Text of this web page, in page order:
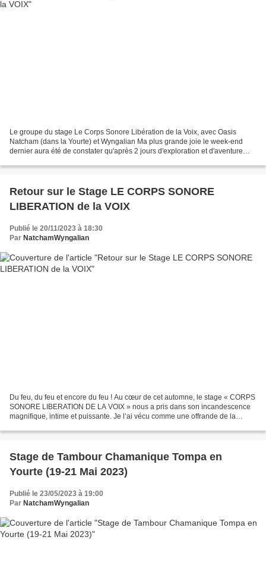
Le groupe du stage Le Corps Sonore Libération de la Voix, avec Oasis
Natcham (dans la Yourte) et Wyngalian Ma plus grande joie le week-end
dernier aura été de constater qu'après 2 jours d'exploration et d'aventure
Retour sur le Stage LE CORPS SONORE
LIBERATION de la VOIX
Publié le 20/11/2023 à 18:30
Par NatchamWyngalian
Du feu, du feu et encore du feu ! Au cœur de cet automne, le stage « CORPS
SONORE LIBERATION DE LA VOIX » nous a pris dans son incandescence
magnifique, intime et puissante. Je l’ai vécu comme une offrande de la
Stage de Tambour Chamanique Tompa en
Yourte (19-21 Mai 2023)
Publié le 23/05/2023 à 19:00
Par NatchamWyngalian